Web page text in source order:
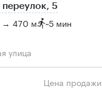
5
→ 470 м ~5 мин
улица
Цена продажи